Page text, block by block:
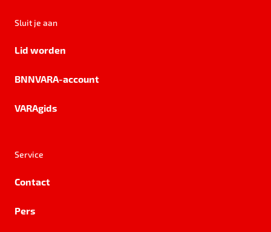
Sluit je aan
Lid worden
BNNVARA-account
VARAgids
Service
Contact
Pers